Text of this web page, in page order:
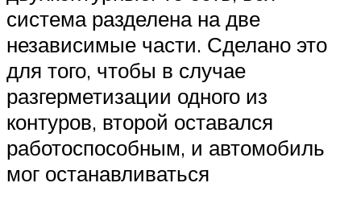
система разделена на две
независимые части. Сделано это
для того, чтобы в случае
разгерметизации одного из
контуров, второй оставался
работоспособным, и автомобиль
мог останавливаться